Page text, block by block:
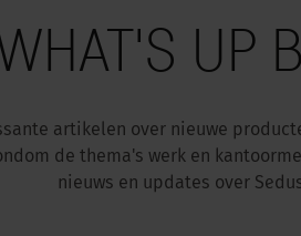
UP
artikelen over nieuwe
de thema's werk en
nieuws en updates over